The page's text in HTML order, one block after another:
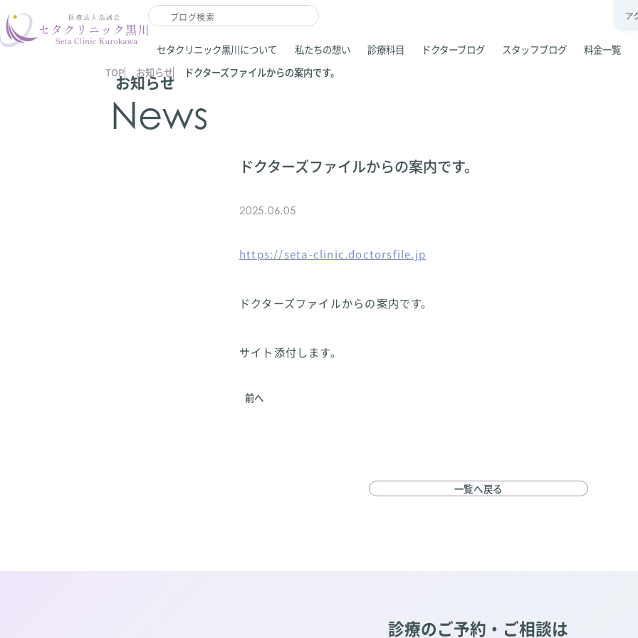
ア
セタクリニック黒川について 私たちの想い 診療科目 ドクターブログ スタッフブログ 料金一覧
お知らせ
News
TOP お知らせ ドクターズファイルからの案内です。
ドクターズファイルからの案内です。
2025.06.05
https://seta-clinic.doctorsfile.jp
ドクターズファイルからの案内です。
サイト添付します。
前へ
一覧へ戻る
診療のご予約・ご相談は